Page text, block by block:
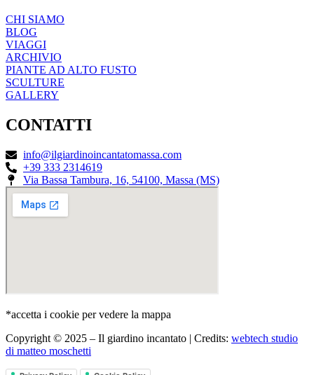
CHI SIAMO
BLOG
VIAGGI
ARCHIVIO
PIANTE AD ALTO FUSTO
SCULTURE
GALLERY
CONTATTI
info@ilgiardinoincantatomassa.com
+39 333 2314619
Via Bassa Tambura, 16, 54100, Massa (MS)
*accetta i cookie per vedere la mappa
Copyright © 2025 – Il giardino incantato | Credits: webtech studio
di matteo moschetti